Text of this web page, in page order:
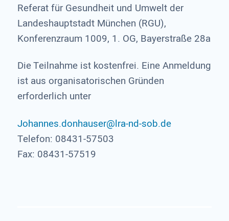
Referat für Gesundheit und Umwelt der
Landeshauptstadt München (RGU),
Konferenzraum 1009, 1. OG, Bayerstraße 28a
Die Teilnahme ist kostenfrei. Eine Anmeldung
ist aus organisatorischen Gründen
erforderlich unter
Johannes.donhauser@lra-nd-sob.de
Telefon: 08431-57503
Fax: 08431-57519